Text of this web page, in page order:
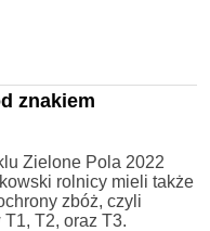
znakiem
Zielone Pola 2022
rolnicy mieli także
zbóż, czyli
T2, oraz T3.